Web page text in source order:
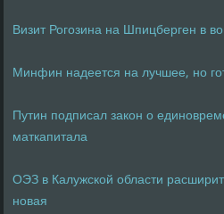
Визит Рогозина на Шпицберген в
Минфин надеется на лучшее, но
Путин подписал закон о
маткапитала
ОЭЗ в Калужской области
новая